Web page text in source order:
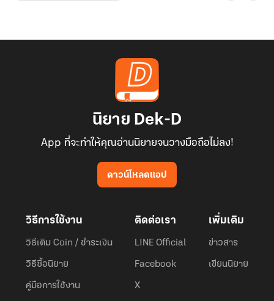
นิยาย Dek-D
App ที่จะทำให้คุณอ่านนิยายจนวางมือถือไม่ลง!
ดาวน์โหลดแอป
วิธีการใช้งาน
วิธีเติม Coin / ชำระเงิน
วิธีซื้อนิยาย
คู่มือการใช้งาน
ติดต่อเรา
LINE Official
Facebook
X
เพิ่มเติม
ข่าวสาร
เขียนนิยาย